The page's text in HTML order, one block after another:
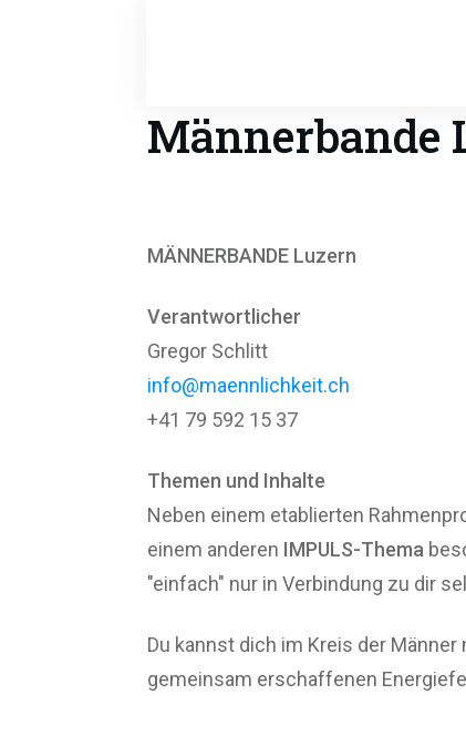
Männerbande
MÄNNERBANDE Luzern
Verantwortlicher
Gregor Schlitt
info@maennlichkeit.ch
+41 79 592 15 37
Themen und Inhalte
Neben einem etablierten
einem anderen IMPULS-Thema
"einfach" nur in Verbindung zu dir
Du kannst dich im Kreis der
gemeinsam erschaffenen